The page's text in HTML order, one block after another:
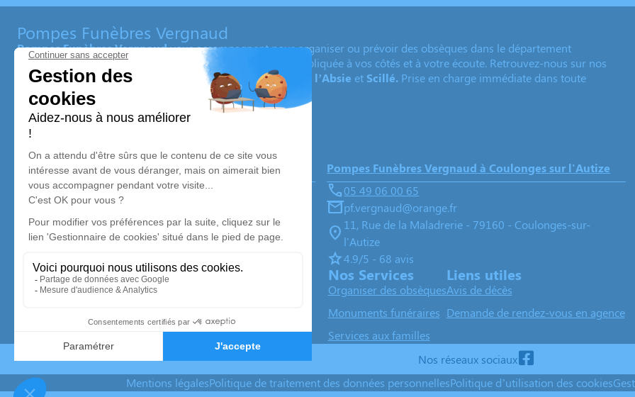
Pompes Funèbres Vergnaud
Pompes Funèbres Vergnaudvous accompagnent pour organiser ou prévoir des obsèques dans le département
desDeux-Sèvres(79)et Vendée (85). C’est une équipe impliquée à vos côtés et à votre écoute. Retrouvez-nous sur nos
agences de pompes funèbres à
Coulonges-sur-l’Autize ou l’Absie et Scillé. Prise en charge immédiate dans toute
Nouvelle-Aquitaine.
Nos agences
Pompes Funèbres Vergnaud à Scillé
05 49 63 73 31
pf.vergnaud@orange.fr
1 Rue de la Promenade - 79240 - Scillé
4.9/5 - 27 avis
Pompes Funèbres Vergnaud à Coulonges sur l'Autize
05 49 06 00 65
pf.vergnaud@orange.fr
11, Rue de la Maladrerie - 79160 - Coulonges-sur-
l'Autize
4.9/5 - 68 avis
Nos Services
Organiser des obsèques
Monuments funéraires
Services aux familles
Liens utiles
Avis de décès
Demande de rendez-vous en agence
Nos réseaux sociaux
Mentions légalesPolitique de traitement des données personnellesPolitique d’utilisation des cookies